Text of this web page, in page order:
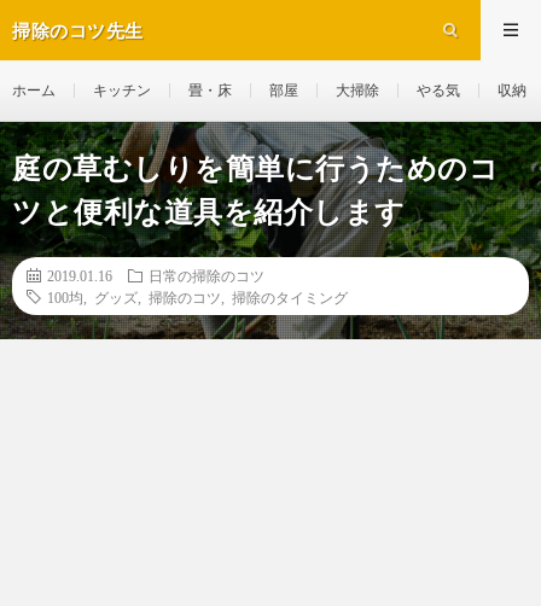
掃除のコツ先生
ホーム キッチン 畳・床 部屋 大掃除 やる気 収納
庭の草むしりを簡単に行うためのコ
ツと便利な道具を紹介します
2019.01.16
日常の掃除のコツ
100均
グッズ 掃除のコツ 掃除のタイミング